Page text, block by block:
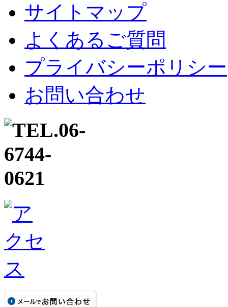
サイトマップ
よくあるご質問
プライバシーポリシー
お問い合わせ